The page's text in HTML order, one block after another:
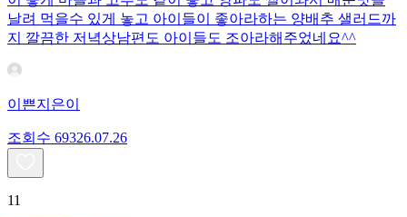
날려 먹을수 있게 놓고 아이들이 좋아라하는 양배추 샐러드까
지 깔끔한 저녁상남편도 아이들도 조아라해주었네요^^
이쁜지은이
조회수 69326.07.26
11